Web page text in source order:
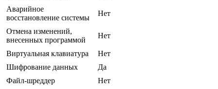
Аварийное
восстановление системы
Нет
Отмена изменений,
внесенных программой
Нет
Виртуальная клавиатура
Нет
Шифрование данных
Да
Файл-шреддер
Нет